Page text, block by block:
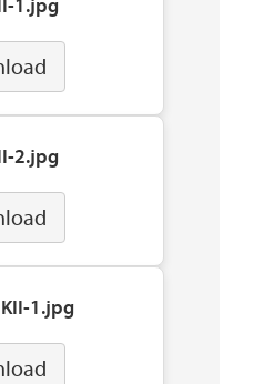
1.jpg
2.jpg
1.jpg